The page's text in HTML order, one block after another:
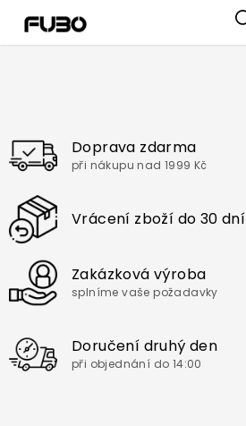
obsah
Doprava zdarma
při nákupu nad 1999 Kč
Vrácení zboží do 30 dní
Zakázková výroba
splníme vaše požadavky
Doručení druhý den
při objednání do 14:00